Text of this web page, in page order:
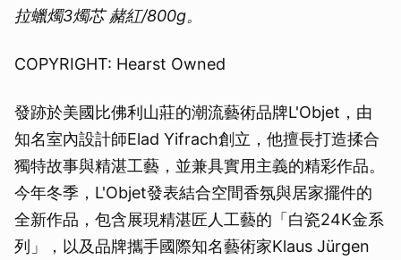
拉蠟燭3燭芯 赭紅/800g。
COPYRIGHT: Hearst Owned
發跡於美國比佛利山莊的潮流藝術品牌L'Objet，由
知名室內設計師Elad Yifrach創立，他擅長打造揉合
獨特故事與精湛工藝，並兼具實用主義的精彩作品。
今年冬季，L'Objet發表結合空間香氛與居家擺件的
全新作品，包含展現精湛匠人工藝的「白瓷24K金系
列」，以及品牌攜手國際知名藝術家Klaus Jürgen